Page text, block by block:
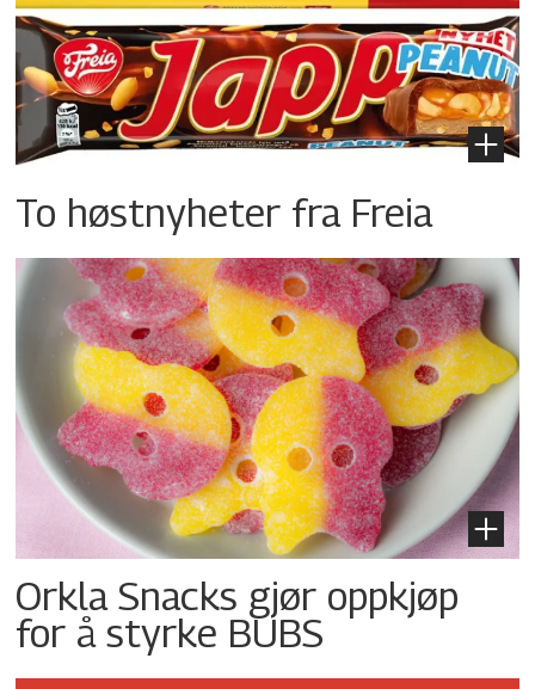
To høstnyheter fra Freia
Orkla Snacks gjør oppkjøp
for å styrke BUBS